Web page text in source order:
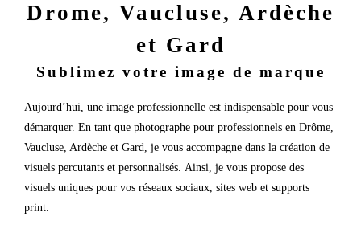
Drome, Vaucluse, Ardèche
et Gard
Sublimez votre image de marque
Aujourd’hui, une image professionnelle est indispensable pour vous
démarquer. En tant que photographe pour professionnels en Drôme,
Vaucluse, Ardèche et Gard, je vous accompagne dans la création de
visuels percutants et personnalisés. Ainsi, je vous propose des
visuels uniques pour vos réseaux sociaux, sites web et supports
print.